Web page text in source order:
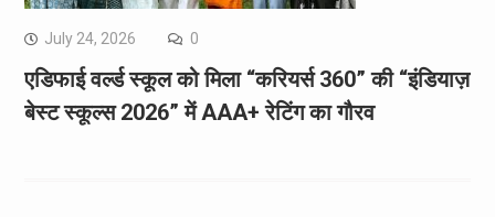
July 24, 2026 0
एडिफाई वर्ल्ड स्कूल को मिला “करियर्स 360” की “इंडियाज़
बेस्ट स्कूल्स 2026” में AAA+ रेटिंग का गौरव